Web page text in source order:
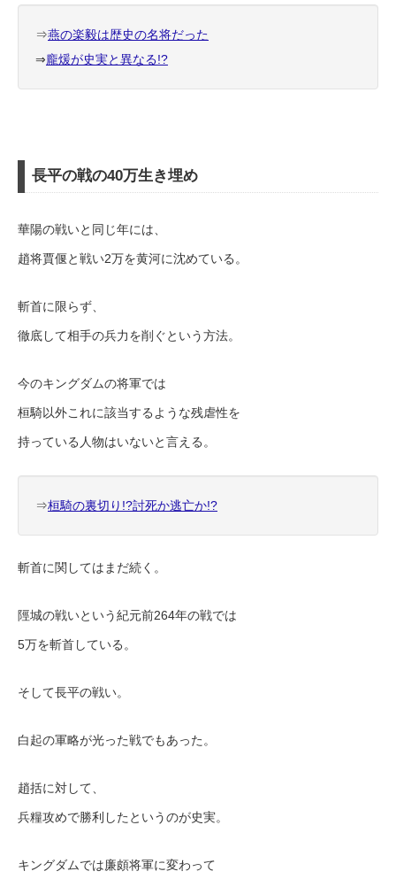
⇒燕の楽毅は歴史の名将だった
⇒龐煖が史実と異なる!?
長平の戦の40万生き埋め
華陽の戦いと同じ年には、
趙将賈偃と戦い2万を黄河に沈めている。
斬首に限らず、
徹底して相手の兵力を削ぐという方法。
今のキングダムの将軍では
桓騎以外これに該当するような残虐性を
持っている人物はいないと言える。
⇒桓騎の裏切り!?討死か逃亡か!?
斬首に関してはまだ続く。
陘城の戦いという紀元前264年の戦では
5万を斬首している。
そして長平の戦い。
白起の軍略が光った戦でもあった。
趙括に対して、
兵糧攻めで勝利したというのが史実。
キングダムでは廉頗将軍に変わって